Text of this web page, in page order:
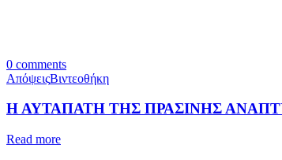
0 comments
ΑπόψειςΒιντεοθήκη
Η ΑΥΤΑΠΑΤΗ ΤΗΣ ΠΡΑΣΙΝΗΣ
Read more